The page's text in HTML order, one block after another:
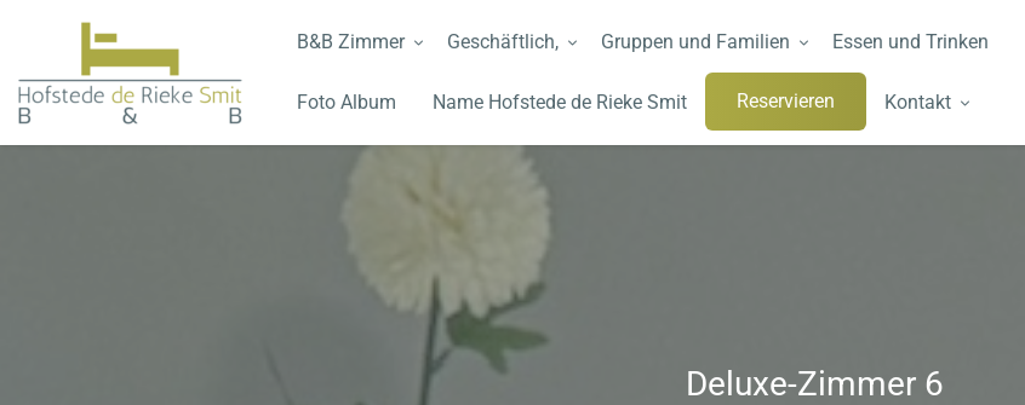
B&B Zimmer Geschäftlich, Gruppen und Familien Essen und Trinken
Foto Album Name Hofstede de Rieke Smit Reservieren Kontakt
Deluxe-Zimmer 6